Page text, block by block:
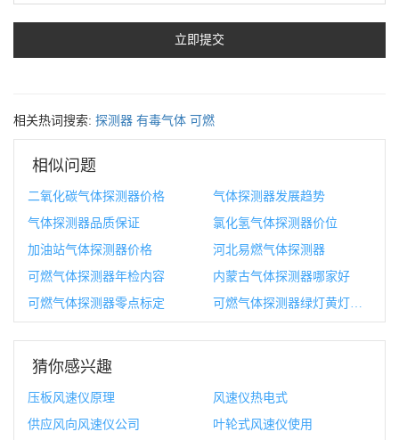
相关热词搜索: 探测器 有毒气体 可燃
相似问题
二氧化碳气体探测器价格
气体探测器发展趋势
气体探测器品质保证
氯化氢气体探测器价位
加油站气体探测器价格
河北易燃气体探测器
可燃气体探测器年检内容
内蒙古气体探测器哪家好
可燃气体探测器零点标定
猜你感兴趣
压板风速仪原理
风速仪热电式
供应风向风速仪公司
叶轮式风速仪使用